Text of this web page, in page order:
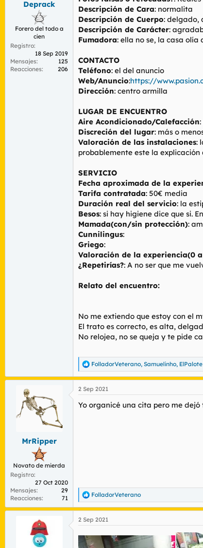
e
a
n
i
Deprack
Forero del todo a
cien
Registro
18 Sep 2019
Mensajes
125
Reacciones
206
Descripción de Cara: normalita
Descripción de Cuerpo: delgado,
Descripción de Carácter:
Fumadora: ella no se, la casa olía
CONTACTO
Teléfono: el del anuncio
Web/Anuncio:https://
Dirección: centro armilla
LUGAR DE ENCUENTRO
Aire Acondicionado/Calefacción:
Discreción del lugar: más o
Valoración de las instalaciones:
probablemente este la explicación
SERVICIO
Fecha aproximada de la
Tarifa contratada: 50€ media
Duración real del servicio: la
Besos: si hay higiene dice que si.
Mamada(con/sin protección):
Cunnilingus:
Griego:
Valoración de la experiencia(0
¿Repetirías?: A no ser que me
Relato del encuentro:
No me extiendo que estoy con el
El trato es correcto, es alta,
No relojea, no se queja y te pide
R
e
a
c
i
FolladorVeterano, Samuelinho, ElPalote
MrRipper
Novato de mierda
Registro
27 Oct 2020
Mensajes
29
Reacciones
71
2 Sep 2021
Yo organicé una cita pero me dejó
R
e
a
c
i
FolladorVeterano
2 Sep 2021